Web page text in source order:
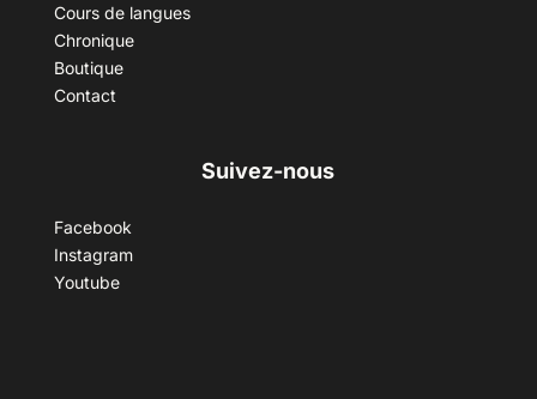
Cours de langues
Chronique
Boutique
Contact
Suivez-nous
Facebook
Instagram
Youtube